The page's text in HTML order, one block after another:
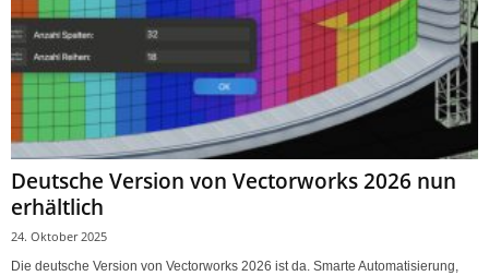
Deutsche Version von Vectorworks 2026 nun
erhältlich
24. Oktober 2025
Die deutsche Version von Vectorworks 2026 ist da. Smarte Automatisierung,